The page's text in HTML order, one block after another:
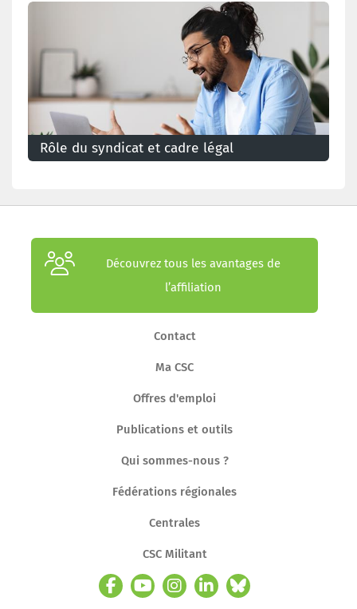
Rôle du syndicat et cadre légal
Quel est le rôle de la concertation sociale lors de la
Découvrez tous les avantages de
l’affiliation
Contact
Ma CSC
Offres d'emploi
Publications et outils
Qui sommes-nous ?
Fédérations régionales
Centrales
CSC Militant